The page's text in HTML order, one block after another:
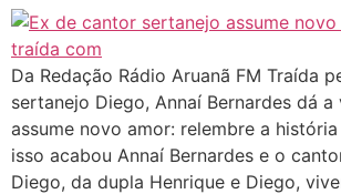
Da Redação Rádio Aruanã FM Traída
sertanejo Diego, Annaí Bernardes dá
assume novo amor: relembre a
isso acabou Annaí Bernardes e o
Diego, da dupla Henrique e Diego,